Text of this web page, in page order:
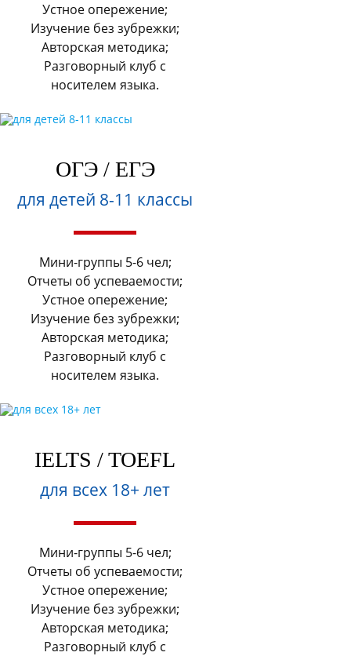
Устное опережение;
Изучение без зубрежки;
Авторская методика;
Разговорный клуб с
носителем языка.
ОГЭ / ЕГЭ
для детей 8-11 классы
Мини-группы 5-6 чел;
Отчеты об успеваемости;
Устное опережение;
Изучение без зубрежки;
Авторская методика;
Разговорный клуб с
носителем языка.
IELTS / TOEFL
для всех 18+ лет
Мини-группы 5-6 чел;
Отчеты об успеваемости;
Устное опережение;
Изучение без зубрежки;
Авторская методика;
Разговорный клуб с